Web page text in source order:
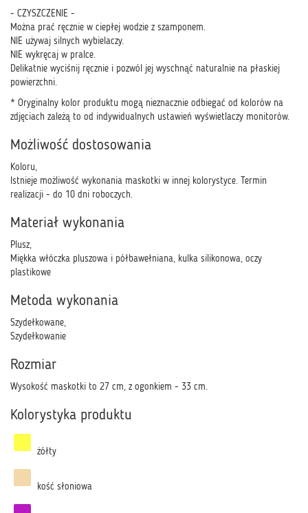
- CZYSZCZENIE -
Można prać ręcznie w ciepłej wodzie z szamponem.
NIE używaj silnych wybielaczy.
NIE wykręcaj w pralce.
Delikatnie wyciśnij ręcznie i pozwól jej wyschnąć naturalnie na płaskiej
powierzchni.
* Oryginalny kolor produktu mogą nieznacznie odbiegać od kolorów na
zdjęciach zależą to od indywidualnych ustawień wyświetlaczy monitorów.
Możliwość dostosowania
Koloru,
Istnieje możliwość wykonania maskotki w innej kolorystyce. Termin
realizacji - do 10 dni roboczych.
Materiał wykonania
Plusz,
Miękka włóczka pluszowa i półbawełniana, kulka silikonowa, oczy
plastikowe
Metoda wykonania
Szydełkowane,
Szydełkowanie
Rozmiar
Wysokość maskotki to 27 cm, z ogonkiem - 33 cm.
Kolorystyka produktu
żółty
kość słoniowa